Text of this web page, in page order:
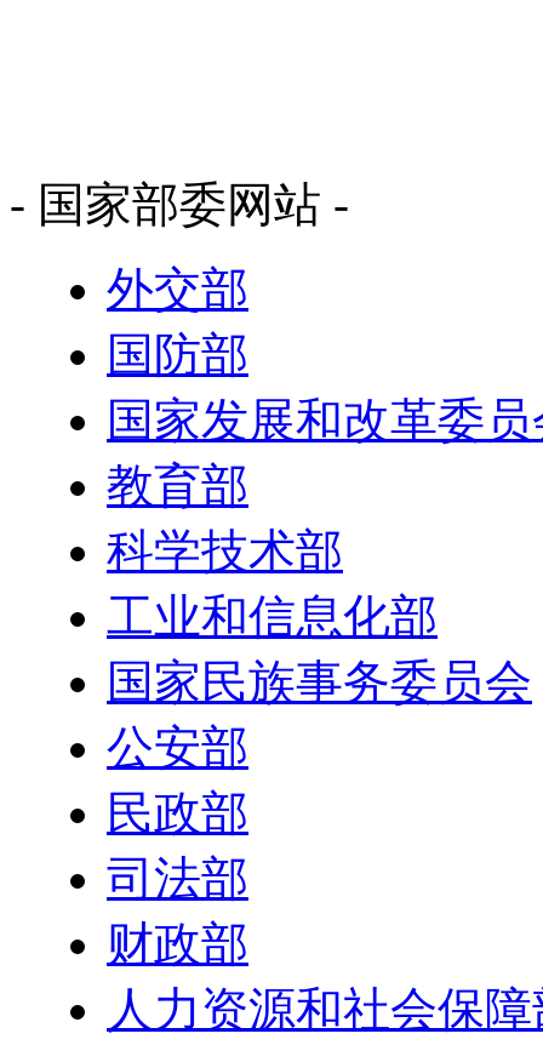
- 国家部委网站 -
外交部
国防部
国家发展和改革委
教育部
科学技术部
工业和信息化部
国家民族事务委员会
公安部
民政部
司法部
财政部
人力资源和社会保